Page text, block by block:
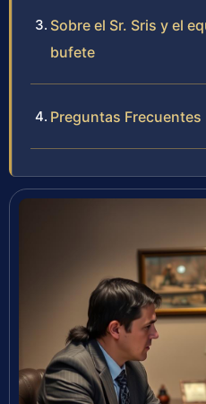
Sobre el Sr. Sris y el
bufete
Preguntas Frecuentes